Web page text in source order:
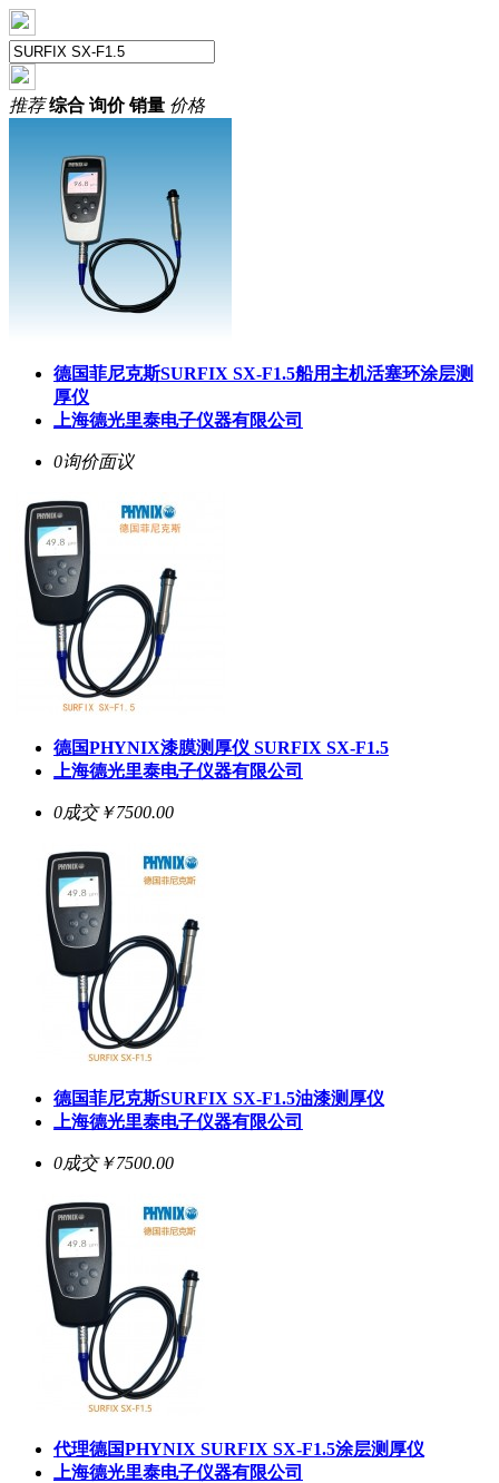
推荐 综合 询价 销量 价格
德国菲尼克斯SURFIX SX-F1.5船用主机活塞环涂层测
厚仪
上海德光里泰电子仪器有限公司
0询价面议
德国PHYNIX漆膜测厚仪 SURFIX SX-F1.5
上海德光里泰电子仪器有限公司
0成交￥7500.00
德国菲尼克斯SURFIX SX-F1.5油漆测厚仪
上海德光里泰电子仪器有限公司
0成交￥7500.00
代理德国PHYNIX SURFIX SX-F1.5涂层测厚仪
上海德光里泰电子仪器有限公司